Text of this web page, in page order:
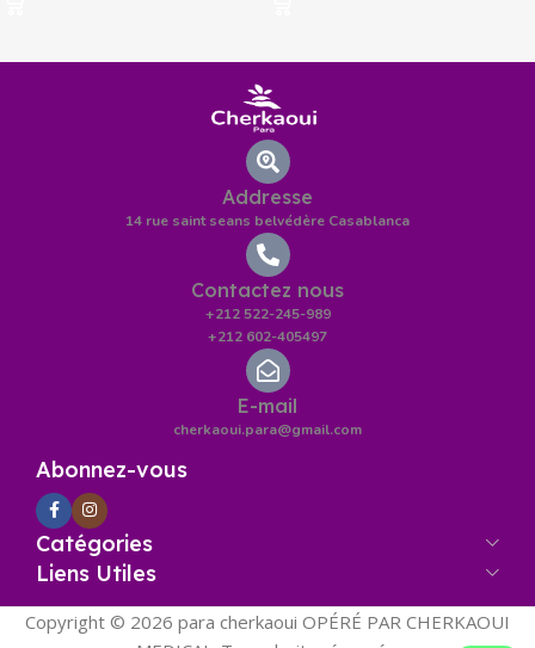
Addresse
14 rue saint seans belvédère Casablanca
Contactez nous
+212 522-245-989
+212 602-405497
E-mail
cherkaoui.para@gmail.com
Abonnez-vous
Catégories
Liens Utiles
Copyright © 2026 para cherkaoui OPÉRÉ PAR CHERKAOUI